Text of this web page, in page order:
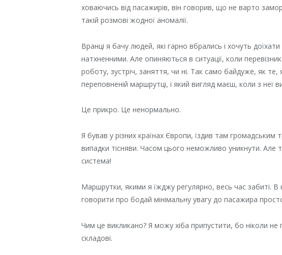
ховаючись від пасажирів, він говорив, що не варто
такій розмові жодної аномалії.
Вранці я бачу людей, які гарно вбрались і хочуть
натхненними. Але опиняються в ситуації, коли
роботу, зустріч, заняття, чи ні. Так само байдуже, як
переповненій маршрутці, і який вигляд маєш, коли з неї
Це прикро. Це ненормально.
Я бував у різних країнах Європи, їздив там
випадки тісняви. Часом цього неможливо уникнути. Але
система!
Маршрутки, якими я їжджу регулярно, весь час забиті.
говорити про бодай мінімальну увагу до пасажира
Чим це викликано? Я можу хіба припустити, бо ніколи не
складові.